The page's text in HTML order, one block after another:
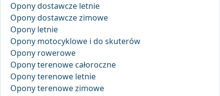
Opony dostawcze letnie
Opony dostawcze zimowe
Opony letnie
Opony motocyklowe i do skuterów
Opony rowerowe
Opony terenowe całoroczne
Opony terenowe letnie
Opony terenowe zimowe